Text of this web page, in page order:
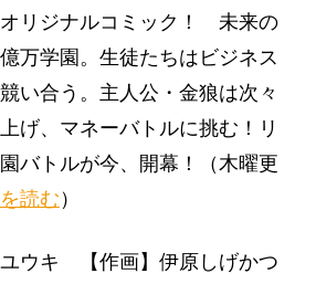
リジナルコミック！ 未来の
万学園。生徒たちはビジネス
い合う。主人公・金狼は次々
げ、マネーバトルに挑む！リ
バトルが今、開幕！（木曜更
読む）
ユウキ 【作画】伊原しげかつ